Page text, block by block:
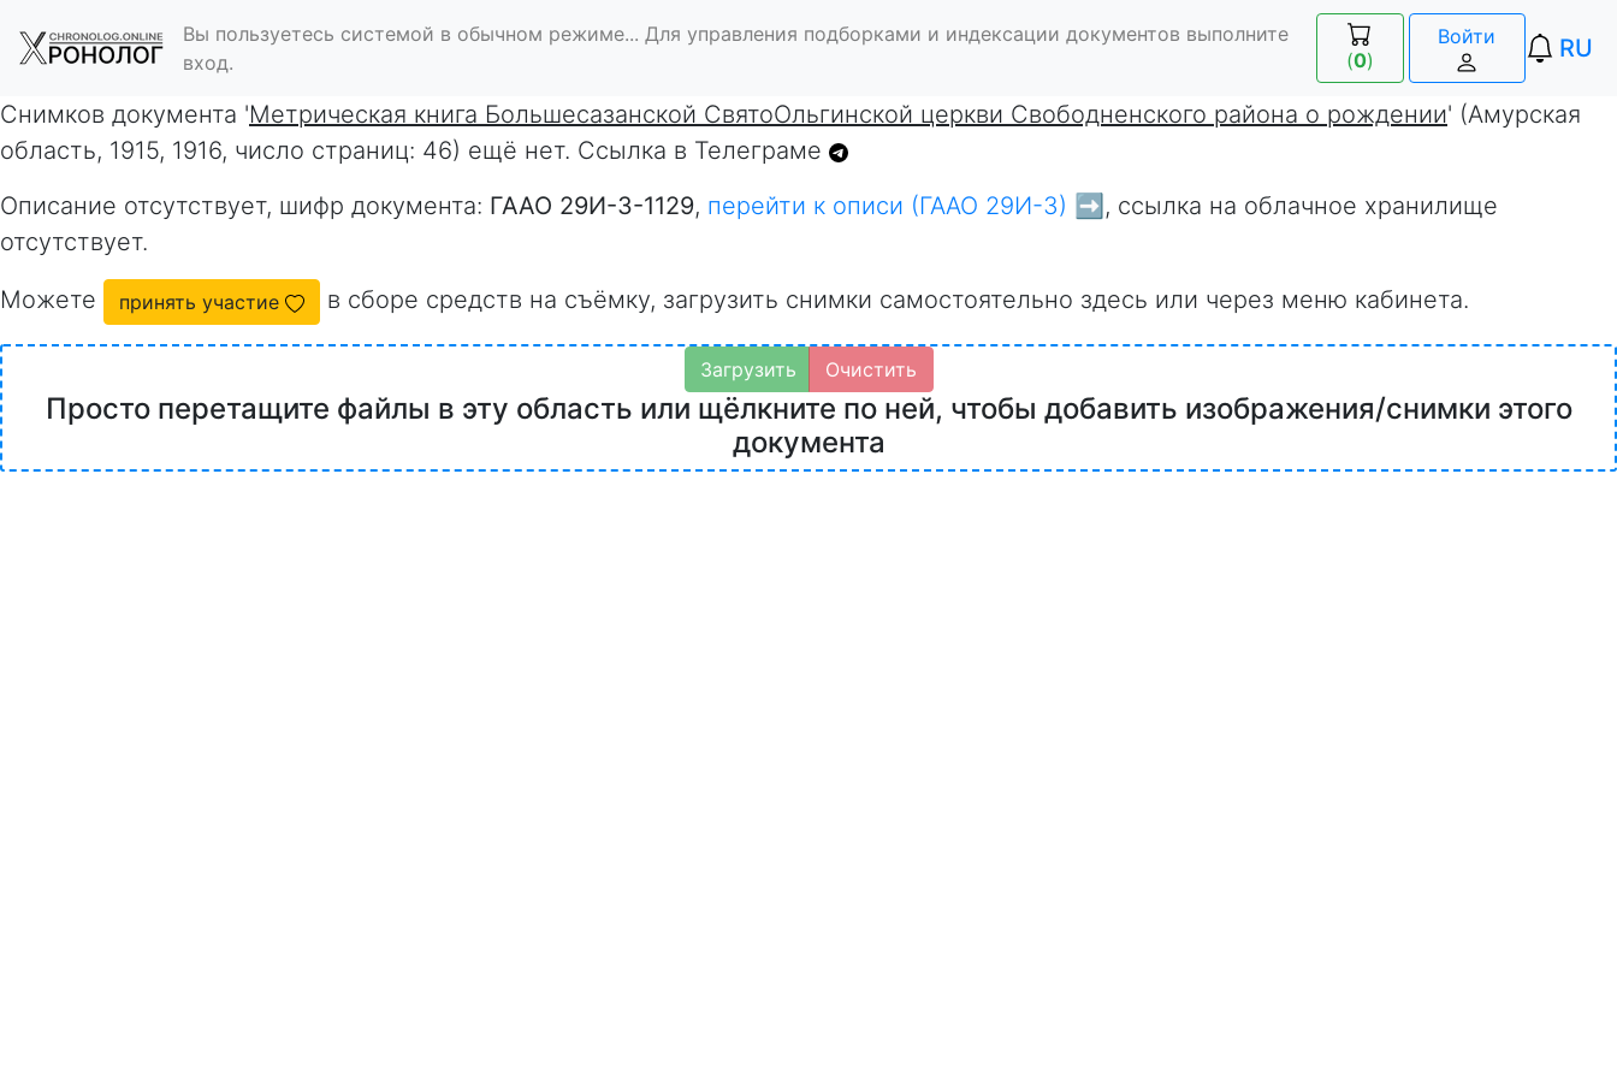
Вы пользуетесь системой в обычном режиме... Для управления подборками и индексации документов выполните
вход.
(0)
Войти RU
Снимков документа 'Метрическая книга Большесазанской СвятоОльгинской церкви Свободненского района о рождении' (Амурская
область, 1915, 1916, число страниц: 46) ещё нет. Ссылка в Телеграме
Описание отсутствует, шифр документа: ГААО 29И-3-1129, перейти к описи (ГААО 29И-3) ➡️ , ссылка на облачное хранилище
отсутствует.
Можете принять участие в сборе средств на съёмку, загрузить снимки самостоятельно здесь или через меню кабинета.
Загрузить Очистить
Просто перетащите файлы в эту область или щёлкните по ней, чтобы добавить изображения/снимки этого
документа